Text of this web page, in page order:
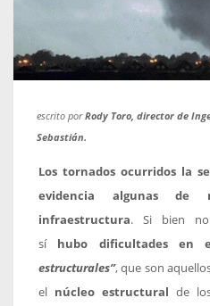
escrito porRody Toro, director de
Sebastián.
Los tornados ocurridos la
evidencia algunas de
infraestructura. Si bien no
sí hubo dificultades en
estructurales”, que son
el núcleo estructural de